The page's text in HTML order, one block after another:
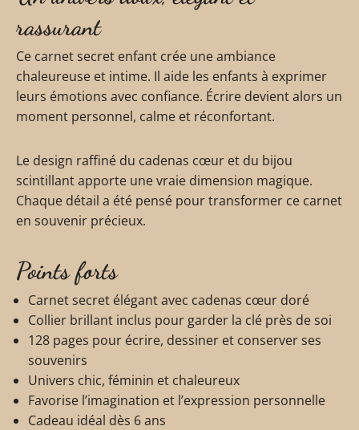
rassurant
Ce carnet secret enfant crée une ambiance
chaleureuse et intime. Il aide les enfants à exprimer
leurs émotions avec confiance. Écrire devient alors un
moment personnel, calme et réconfortant.
Le design raffiné du cadenas cœur et du bijou
scintillant apporte une vraie dimension magique.
Chaque détail a été pensé pour transformer ce carnet
en souvenir précieux.
Points forts
Carnet secret élégant avec cadenas cœur doré
Collier brillant inclus pour garder la clé près de soi
128 pages pour écrire, dessiner et conserver ses
souvenirs
Univers chic, féminin et chaleureux
Favorise l’imagination et l’expression personnelle
Cadeau idéal dès 6 ans